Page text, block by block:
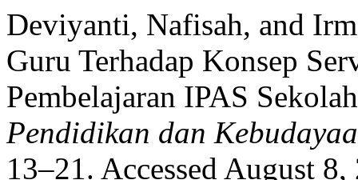
Deviyanti, Nafisah, and
Guru Terhadap Konsep
Pembelajaran IPAS
Pendidikan dan
13–21. Accessed August 8,